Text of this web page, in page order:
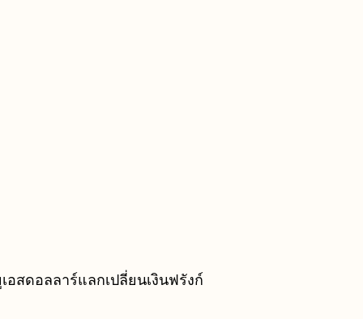
เอสดอลลาร์แลกเปลี่ยนเงินฟรังก์